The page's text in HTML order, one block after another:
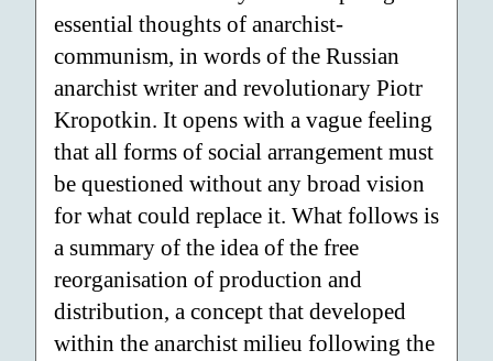
essential thoughts of anarchist-
communism, in words of the Russian
anarchist writer and revolutionary Piotr
Kropotkin. It opens with a vague feeling
that all forms of social arrangement must
be questioned without any broad vision
for what could replace it. What follows is
a summary of the idea of the free
reorganisation of production and
distribution, a concept that developed
within the anarchist milieu following the